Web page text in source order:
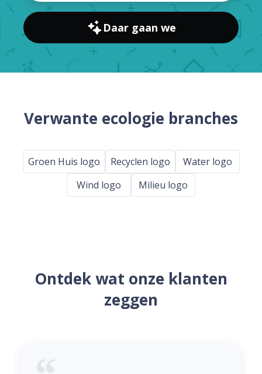
Daar gaan we
Verwante ecologie branches
Groen Huis logo Recyclen logo
Water logo
Wind logo
Milieu logo
Ontdek wat onze klanten
zeggen